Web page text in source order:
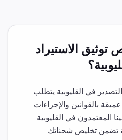
توثيق الاستيراد
؟
في القليوبية يتطلب
بالقوانين والإجراءات
المعتمدون في القليوبية
تضمن تخليص شحناتك